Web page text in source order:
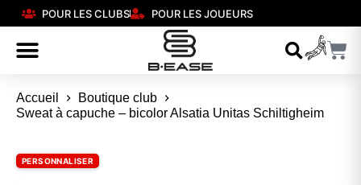
POUR LES CLUBS POUR LES JOUEURS
Accueil
Boutique club
Sweat à capuche – bicolor Alsatia Unitas Schiltigheim
PERSONNALISER